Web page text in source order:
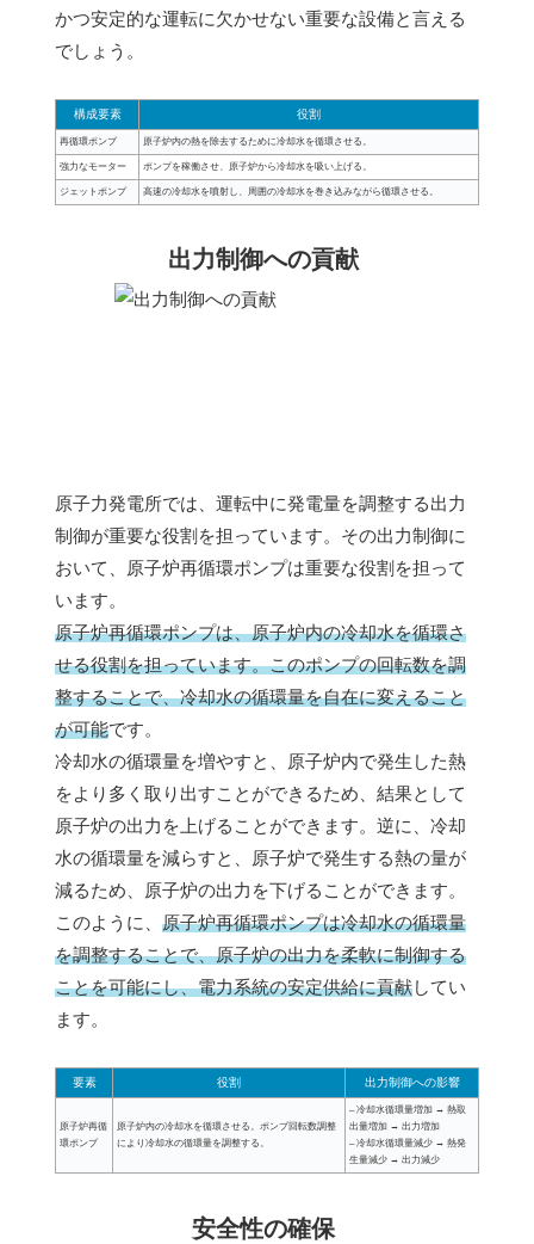
かつ安定的な運転に欠かせない重要な設備と言える
でしょう。
構成要素 役割
再循環ポンプ 原子炉内の熱を除去するために冷却水を循環させる。
強力なモーター ポンプを稼働させ、原子炉から冷却水を吸い上げる。
ジェットポンプ 高速の冷却水を噴射し、周囲の冷却水を巻き込みながら循環させる。
出力制御への貢献
原子力発電所では、運転中に発電量を調整する出力
制御が重要な役割を担っています。その出力制御に
おいて、原子炉再循環ポンプは重要な役割を担って
います。
原子炉再循環ポンプは、原子炉内の冷却水を循環さ
せる役割を担っています。このポンプの回転数を調
整することで、冷却水の循環量を自在に変えること
が可能です。
冷却水の循環量を増やすと、原子炉内で発生した熱
をより多く取り出すことができるため、結果として
原子炉の出力を上げることができます。逆に、冷却
水の循環量を減らすと、原子炉で発生する熱の量が
減るため、原子炉の出力を下げることができます。
このように、 原子炉再循環ポンプは冷却水の循環量
を調整することで、原子炉の出力を柔軟に制御する
ことを可能にし、電力系統の安定供給に貢献してい
ます。
要素 役割 出力制御への影響
原子炉再循
環ポンプ
原子炉内の冷却水を循環させる。ポンプ回転数調整
により冷却水の循環量を調整する。
– 冷却水循環量増加 → 熱取
出量増加 → 出力増加
– 冷却水循環量減少 → 熱発
生量減少 → 出力減少
安全性の確保